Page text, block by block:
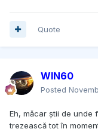
Quote
WIN60
Posted
Eh, măcar știi de unde
trezească tot în